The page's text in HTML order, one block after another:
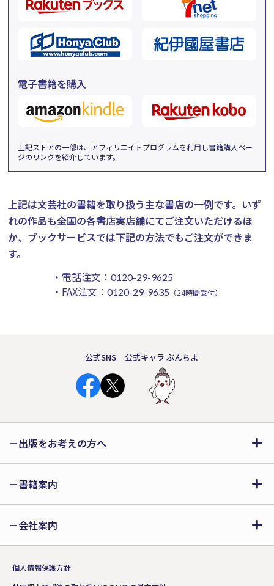
電子書籍を購入
上記ストアの一部は、アフィリエイトプログラムを利用し書籍購入ペー
ジのリンクを紹介しています。
上記は文芸社の書籍を取り扱う主な書店の一例です。 いず
れの作品も全国の各書店実店舗にてご注文いただけるほ
か、ブックサービスでは下記の方法でもご注文ができま
す。
・電話注文： 0120-29-9625
・FAX注文： 0120-29-9635 （24時間受付）
公式SNS 公式キャラ ぶんちよ
出版をお考えの方へ
書籍案内
会社案内
個人情報保護方針